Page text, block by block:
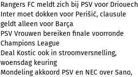
Rangers FC meldt zich bij PSV voor Driouech
Inter moet dokken voor Perišić, clausule
geldt alleen voor Barça
PSV Vrouwen bereiken finale voorronde
Champions League
Deal Kostic ook in stroomversnelling,
woensdag keuring
Mondeling akkoord PSV en NEC over Sano,